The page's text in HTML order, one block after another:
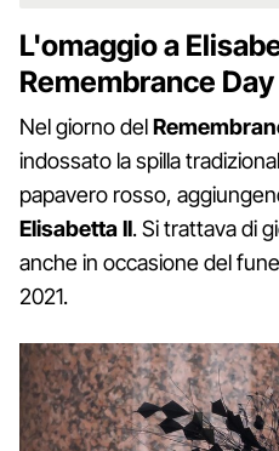
L'omaggio a
Remembrance Day
Nel giorno del
indossato la spilla
papavero rosso,
Elisabetta II. Si trattava di
anche in occasione del
2021.